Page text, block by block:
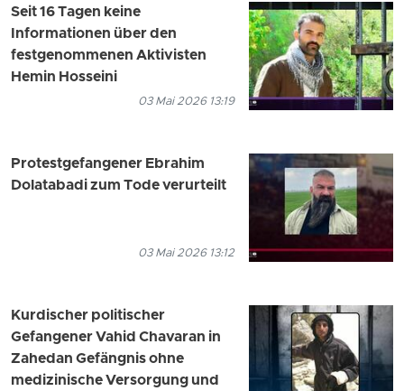
Seit 16 Tagen keine
Informationen über den
festgenommenen Aktivisten
Hemin Hosseini
03 Mai 2026 13:19
Protestgefangener Ebrahim
Dolatabadi zum Tode verurteilt
03 Mai 2026 13:12
Kurdischer politischer
Gefangener Vahid Chavaran in
Zahedan Gefängnis ohne
medizinische Versorgung und